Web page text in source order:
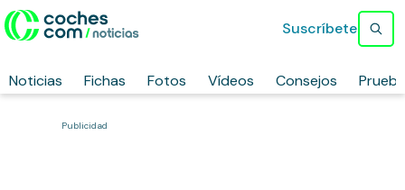
Noticias Fichas Fotos Vídeos Consejos
Suscríbete
Publicidad